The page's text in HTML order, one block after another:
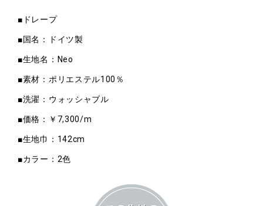
■ドレープ
■国名：ドイツ製
■生地名：Neo
■素材：ポリエステル100％
■洗濯：ウォッシャブル
■価格：￥7,300/m
■生地巾：142cm
■カラー：2色